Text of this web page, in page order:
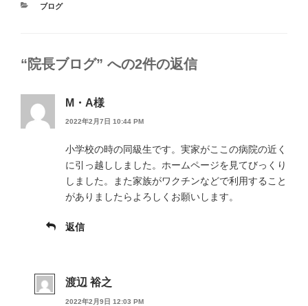
カ
ブログ
“院長ブログ” への2件の返信
M・A様
2022年2月7日 10:44 PM
小学校の時の同級生です。実家がここの病院の近く
に引っ越ししました。ホームページを見てびっくり
しました。また家族がワクチンなどで利用すること
がありましたらよろしくお願いします。
返信
渡辺 裕之
2022年2月9日 12:03 PM